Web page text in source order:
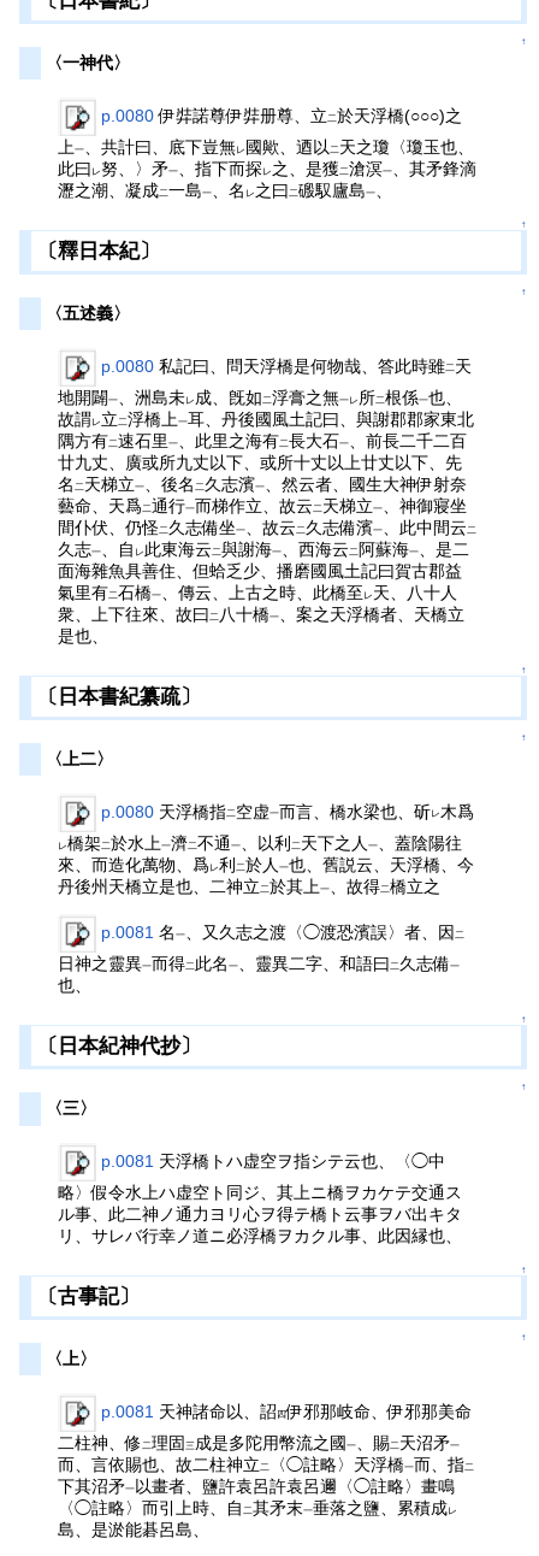
↑
〈一神代〉
p.0080伊弉諾尊伊弉册尊、立 二於天浮橋(○○○)之
上一 、共計曰、底下豈無レ 國歟、迺以 二 天之瓊〈瓊玉也、
此曰 レ努、〉矛一 、指下而探 レ 之、是獲 二滄溟一
、其矛鋒滴
瀝之潮、凝成二一島一 、名 レ 之曰 二磤馭廬島一
↑
〔釋日本紀〕
↑
〈五述義〉
p.0080 私記曰、問天浮橋是何物哉、答此時雖二天
地開闢一 、洲島未レ 成、旣如 二浮膏之無一レ 所二根係一也、
故謂レ 立 二浮橋上一耳、丹後國風土記曰、與謝郡郡家東北
隅方有二速石里一 、此里之海有二長大石一
、前長二千二百
廿九丈、廣或所九丈以下、或所十丈以上廿丈以下、先
名 二 天梯立一 、後名 二 久志濱一
、然云者、國生大神伊射奈
藝命、天爲二通行一而梯作立、故云 二 天梯立一
、神御寢坐
間仆伏、仍怪 二 久志備坐一 、故云 二 久志備濱一 、此中間云 二
久志一 、自 レ 此東海云 二與謝海一 、西海云 二 阿蘇海一
、是二
面海雜魚具善住、但蛤乏少、播磨國風土記曰賀古郡益
氣里有二石橋一 、傳云、上古之時、此橋至 レ 天、八十人
衆、上下往來、故曰 二 八十橋一
、案之天浮橋者、天橋立
是也、
↑
〔日本書紀纂疏〕
↑
〈上二〉
p.0080 天浮橋指二空虚一而言、橋水梁也、斫レ 木爲
レ橋架 二於水上一濟二不通一 、以利 二 天下之人一
、蓋陰陽往
來、而造化萬物、爲レ利 二於人一也、舊説云、天浮橋、今
丹後州天橋立是也、二神立 二於其上一 、故得二橋立之
p.0081 名一 、又久志之渡〈◯渡恐濱誤〉者、因 二
日神之靈異一而得二此名一 、靈異二字、和語曰二久志備一
也、
↑
〔日本紀神代抄〕
↑
〈三〉
p.0081 天浮橋トハ虚空ヲ指シテ云也、〈◯中
略〉假令水上ハ虚空ト同ジ、其上ニ橋ヲカケテ交通ス
ル事、此二神ノ通力ヨリ心ヲ得テ橋ト云事ヲバ出キタ
リ、サレバ行幸ノ道ニ必浮橋ヲカクル事、此因縁也、
↑
〔古事記〕
↑
〈上〉
p.0081 天神諸命以、詔 四伊邪那岐命、伊邪那美命
二柱神、修二理固三成是多陀用幣流之國一 、賜二天沼矛一
而、言依賜也、故二柱神立二 〈◯註略〉天浮橋一而、指二
下其沼矛一 以畫者、鹽許袁呂許袁呂邇〈◯註略〉畫鳴
〈◯註略〉而引上時、自 二其矛末一垂落之鹽、累積成レ
島、是淤能碁呂島、